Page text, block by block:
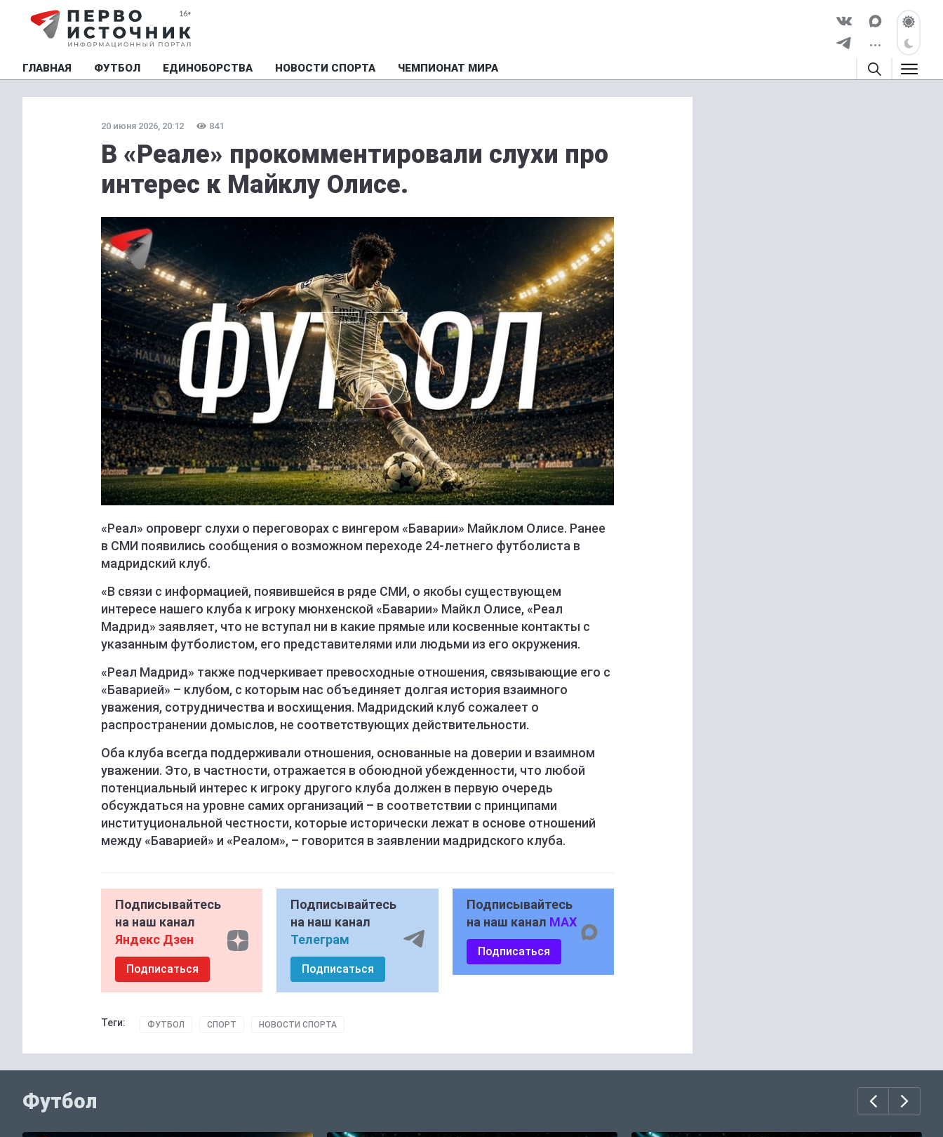
ГЛАВНАЯ ФУТБОЛ ЕДИНОБОРСТВА НОВОСТИ СПОРТА ЧЕМПИОНАТ МИРА
20 июня 2026, 20:12 841
В «Реале» прокомментировали слухи про
интерес к Майклу Олисе.
«Реал» опроверг слухи о переговорах с вингером «Баварии» Майклом Олисе. Ранее
в СМИ появились сообщения о возможном переходе 24-летнего футболиста в
мадридский клуб.
«В связи с информацией, появившейся в ряде СМИ, о якобы существующем
интересе нашего клуба к игроку мюнхенской «Баварии» Майкл Олисе, «Реал
Мадрид» заявляет, что не вступал ни в какие прямые или косвенные контакты с
указанным футболистом, его представителями или людьми из его окружения.
«Реал Мадрид» также подчеркивает превосходные отношения, связывающие его с
«Баварией» – клубом, с которым нас объединяет долгая история взаимного
уважения, сотрудничества и восхищения. Мадридский клуб сожалеет о
распространении домыслов, не соответствующих действительности.
Оба клуба всегда поддерживали отношения, основанные на доверии и взаимном
уважении. Это, в частности, отражается в обоюдной убежденности, что любой
потенциальный интерес к игроку другого клуба должен в первую очередь
обсуждаться на уровне самих организаций – в соответствии с принципами
институциональной честности, которые исторически лежат в основе отношений
между «Баварией» и «Реалом», – говорится в заявлении мадридского клуба.
Подписывайтесь
на наш канал
Яндекс Дзен
Подписаться
Подписывайтесь
на наш канал
Телеграм
Подписаться
Подписывайтесь
на наш канал MAX
Подписаться
Теги: ФУТБОЛ СПОРТ НОВОСТИ СПОРТА
Футбол